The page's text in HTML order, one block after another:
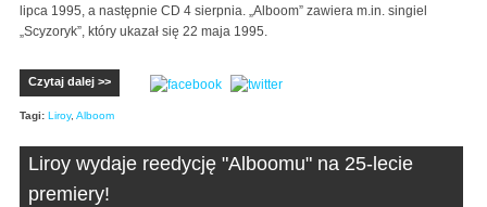
lipca 1995, a następnie CD 4 sierpnia. „Alboom” zawiera m.in. singiel
„Scyzoryk”, który ukazał się 22 maja 1995.
Czytaj dalej >>
Tagi: Liroy, Alboom
Liroy wydaje reedycję "Alboomu" na 25-lecie
premiery!